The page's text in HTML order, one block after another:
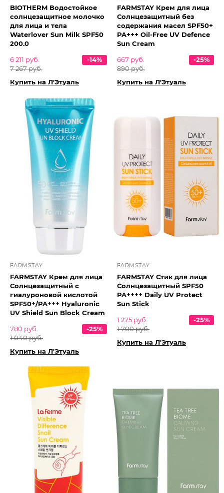
BIOTHERM Водостойкое
солнцезащитное молочко
для лица и тела
Waterlover Sun Milk SPF50
200.0
6 211 руб.
7 267 руб.
-14%
Купить на Л'Этуаль
FARMSTAY Крем для лица
Солнцезащитный без
содержания масел SPF50+
PA+++ Oil-Free UV Defence
Sun Cream
667 руб.
890 руб.
-25%
Купить на Л'Этуаль
FARMSTAY
FARMSTAY Крем для лица
Солнцезащитный с
гиалуроновой кислотой
SPF50+/PA+++ Hyaluronic
UV Shield Sun Block Cream
780 руб.
1 040 руб.
-25%
Купить на Л'Этуаль
FARMSTAY
FARMSTAY Стик для лица
Солнцезащитный SPF50
PA++++ Daily UV Protect
Sun Stick
1 275 руб.
1 700 руб.
-25%
Купить на Л'Этуаль